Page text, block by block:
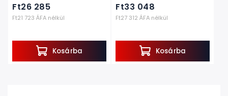
Ft21 723 ÁFA nélkül
Ft26 285
Kosárba
Ft27 312 ÁFA nélkül
Ft33 048
Kosárba